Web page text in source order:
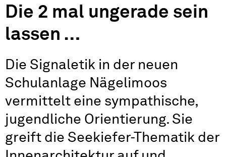
Die 2 mal ungerade sein
lassen …
Die Signaletik in der neuen
Schulanlage Nägelimoos
vermittelt eine sympathische,
jugendliche Orientierung. Sie
greift die Seekiefer-Thematik der